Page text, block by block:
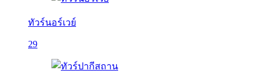
ทัวร์นอร์เวย์
29